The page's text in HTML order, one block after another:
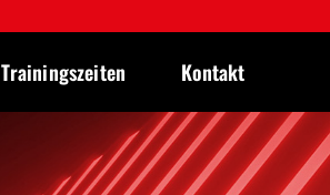
Trainingszeiten Kontakt